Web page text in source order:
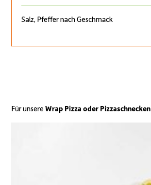
Salz, Pfeffer nach Geschmack
Für unsereWrap Pizza oder Pizzaschnecken